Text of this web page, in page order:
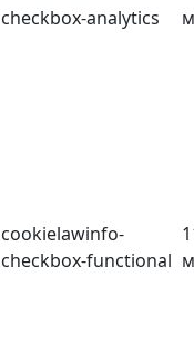
checkbox-analytics
cookielawinfo-
checkbox-functional